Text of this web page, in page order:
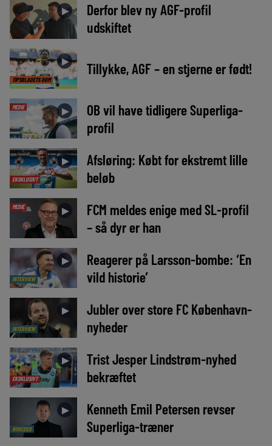
►
Derfor blev ny AGF-profil
udskiftet
TIPSBLADETS DOM
► Tillykke, AGF – en stjerne er født!
MEDIE ►
OB vil have tidligere Superliga-
profil
EKSKLUSIVT
►
Afsløring: Købt for ekstremt lille
beløb
MEDIE ►
FCM meldes enige med SL-profil
– så dyr er han
INTERVIEW
►
Reagerer på Larsson-bombe: ‘En
vild historie’
INTERVIEW
►
Jubler over store FC København-
nyheder
EKSKLUSIVT
►
Trist Jesper Lindstrøm-nyhed
bekræftet
NYHEDER
►
Kenneth Emil Petersen revser
Superliga-træner